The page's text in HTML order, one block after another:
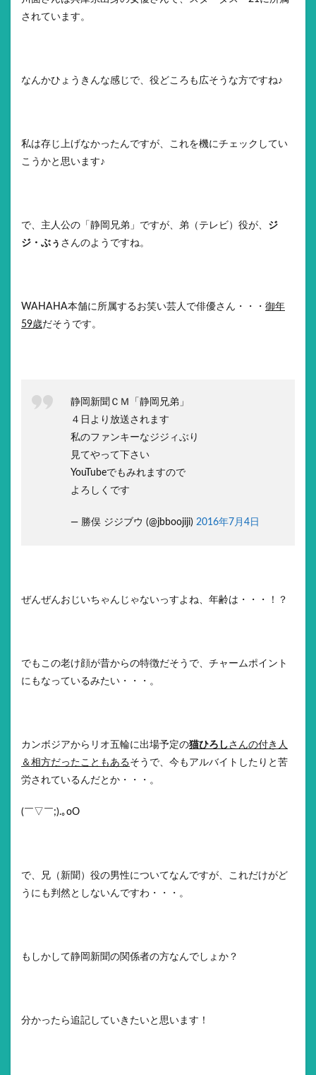
されています。
なんかひょうきんな感じで、役どころも広そうな方ですね♪
私は存じ上げなかったんですが、これを機にチェックしてい
こうかと思います♪
で、主人公の「静岡兄弟」ですが、弟（テレビ）役が、 ジ
ジ・ぶぅ さんのようですね。
WAHAHA本舗に所属するお笑い芸人で俳優さん・・・ 御年
59歳だそうです。
静岡新聞ＣＭ「静岡兄弟」
４日より放送されます
私のファンキーなジジィぶり
見てやって下さい
YouTubeでもみれますので
よろしくです
— 勝俣 ジジブウ (@jbboojiji) 2016年7月4日
ぜんぜんおじいちゃんじゃないっすよね、年齢は・・・！？
でもこの老け顔が昔からの特徴だそうで、チャームポイント
にもなっているみたい・・・。
カンボジアからリオ五輪に出場予定の猫ひろしさんの付き人
＆相方だったこともあるそうで、今もアルバイトしたりと苦
労されているんだとか・・・。
(￣▽￣;).｡oO
で、兄（新聞）役の男性についてなんですが、これだけがど
うにも判然としないんですわ・・・。
もしかして静岡新聞の関係者の方なんでしょか？
分かったら追記していきたいと思います！